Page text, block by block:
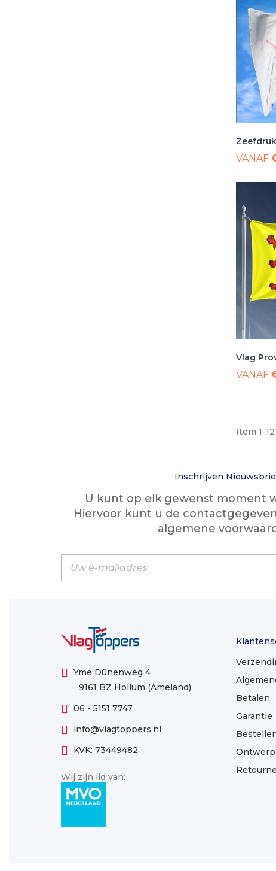
VANAF
Vlag
VANAF
Item 1-
Inschrijven
U kunt op elk gewenst moment
Hiervoor kunt u de
algemene
Yme Dûnenweg 4
9161 BZ Hollum (Ameland)
06 - 5151 7747
info@vlagtoppers.nl
KVK: 73449482
Wij zijn lid van:
Betalen
Garantie